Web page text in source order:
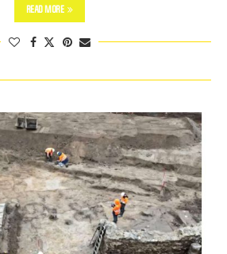
READ MORE